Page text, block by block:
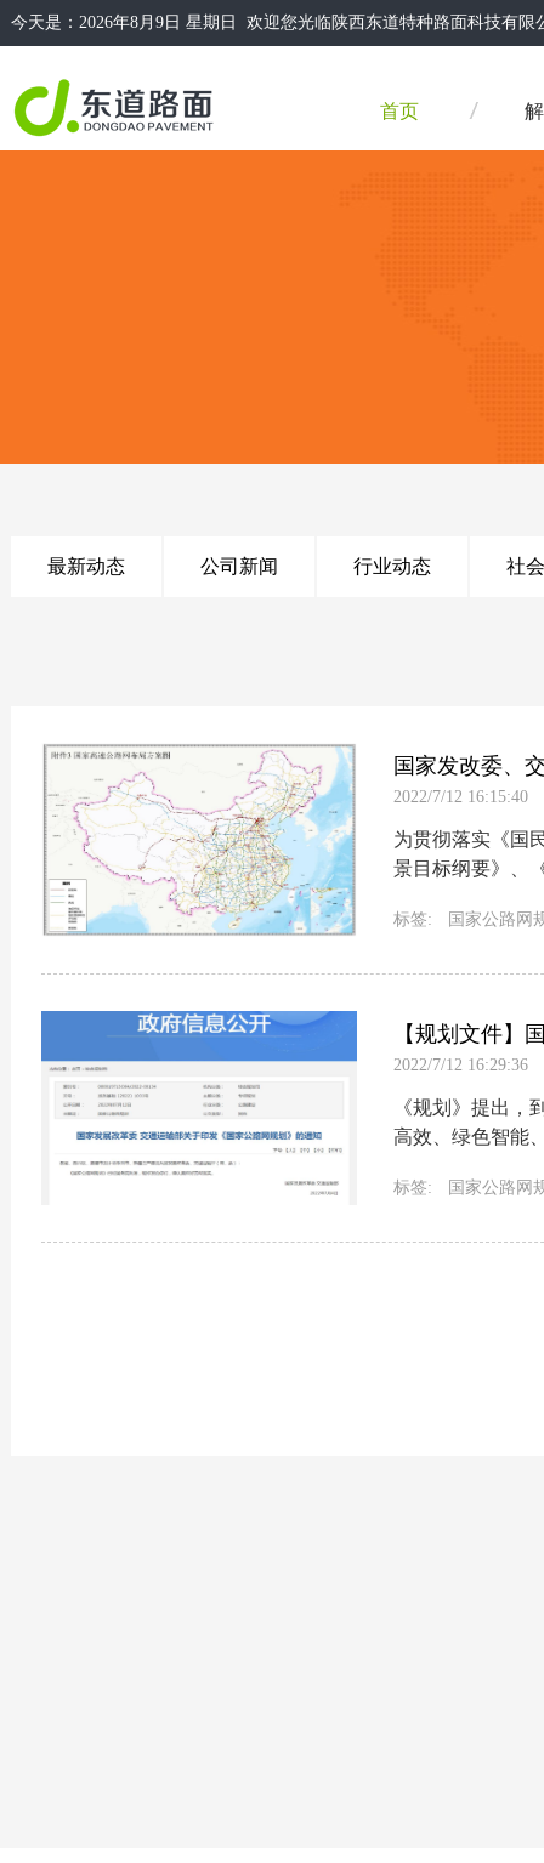
今天是： 2026年8月9日 星期日 欢迎您光临陕西东道特种路面科技有
首页
最新动态 公司新闻 行业动态 社
国家发改委、
2022/7/12 16:15:40
为贯彻落实《国
景目标纲要》、
标签:
国家公路网
【规划文件】
规划》
2022/7/12 16:29:36
《规划》提出，
高效、绿色智能
标签:
国家公路网